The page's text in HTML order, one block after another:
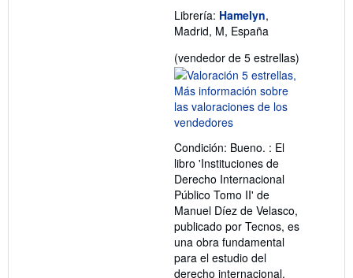
s
d
e
e
n
v
í
o
Librería: Hamelyn,
Madrid, M, España
(vendedor de 5 estrellas)
Condición: Bueno. : El
libro 'Instituciones de
Derecho Internacional
Público Tomo II' de
Manuel Díez de Velasco,
publicado por Tecnos, es
una obra fundamental
para el estudio del
derecho internacional.